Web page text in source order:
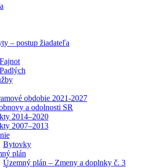
– postup žiadateľa
obdobie 2021-2027
a odolnosti SR
2014–2020
2007–2013
Bytovky
plán
Územný plán – Zmeny a doplnky č. 3